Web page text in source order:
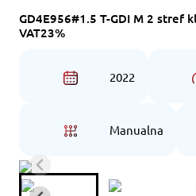
GD4E956#1.5 T-GDI M 2 stref
VAT23%
2022
Manualna